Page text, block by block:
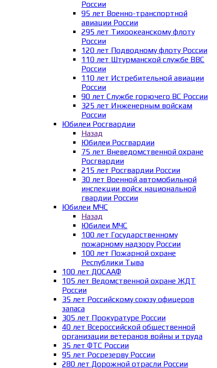
России
95 лет Военно-транспортной
авиации России
295 лет Тихоокеанскому флоту
России
120 лет Подводному флоту России
110 лет Штурманской службе ВВС
России
110 лет Истребительной авиации
России
90 лет Службе горючего ВС России
325 лет Инженерным войскам
России
Юбилеи Росгвардии
Назад
Юбилеи Росгвардии
75 лет Вневедомственной охране
Росгвардии
215 лет Росгвардии России
30 лет Военной автомобильной
инспекции войск национальной
гвардии России
Юбилеи МЧС
Назад
Юбилеи МЧС
100 лет Государственному
пожарному надзору России
100 лет Пожарной охране
Республики Тыва
100 лет ДОСААФ
105 лет Ведомственной охране ЖДТ
России
35 лет Российскому союзу офицеров
запаса
305 лет Прокуратуре России
40 лет Всероссийской общественной
организации ветеранов войны и труда
35 лет ФТС России
95 лет Росрезерву России
280 лет Дорожной отрасли России